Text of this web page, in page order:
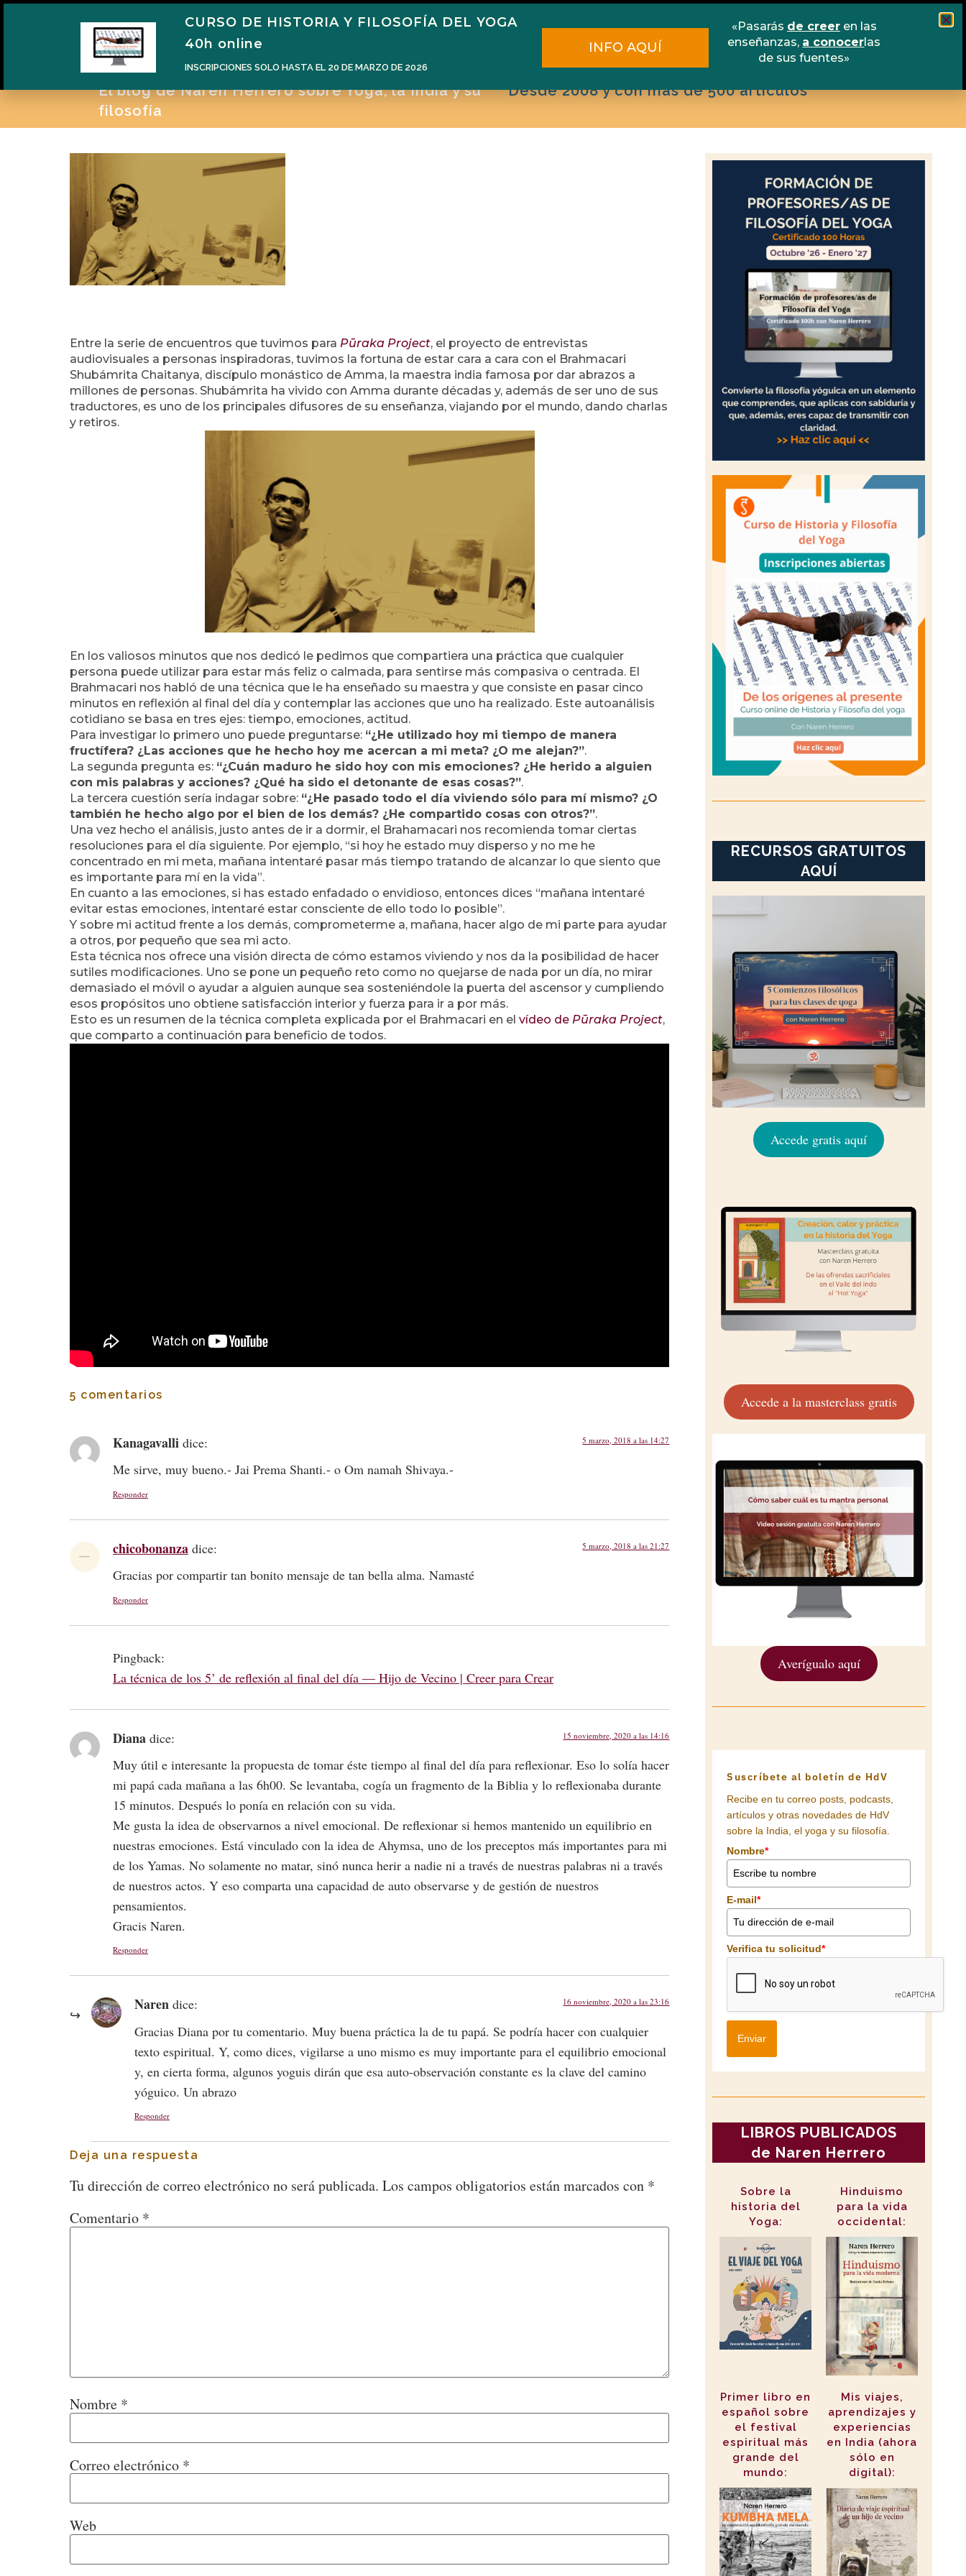
Home Narén Herrero Blog Libros Contacto
El blog de Naren Herrero sobre Yoga, la India y su
filosofía
Desde 2008 y con más de 500 artículos
Entre la serie de encuentros que tuvimos para Pūraka Project, el proyecto de entrevistas
audiovisuales a personas inspiradoras, tuvimos la fortuna de estar cara a cara con el Brahmacari
Shubámrita Chaitanya, discípulo monástico de Amma, la maestra india famosa por dar abrazos a
millones de personas. Shubámrita ha vivido con Amma durante décadas y, además de ser uno de sus
traductores, es uno de los principales difusores de su enseñanza, viajando por el mundo, dando charlas
y retiros.
En los valiosos minutos que nos dedicó le pedimos que compartiera una práctica que cualquier
persona puede utilizar para estar más feliz o calmada, para sentirse más compasiva o centrada. El
Brahmacari nos habló de una técnica que le ha enseñado su maestra y que consiste en pasar cinco
minutos en reflexión al final del día y contemplar las acciones que uno ha realizado. Este autoanálisis
cotidiano se basa en tres ejes: tiempo, emociones, actitud.
Para investigar lo primero uno puede preguntarse: “¿He utilizado hoy mi tiempo de manera
fructífera? ¿Las acciones que he hecho hoy me acercan a mi meta? ¿O me alejan?”.
La segunda pregunta es: “¿Cuán maduro he sido hoy con mis emociones? ¿He herido a alguien
con mis palabras y acciones? ¿Qué ha sido el detonante de esas cosas?”.
La tercera cuestión sería indagar sobre: “¿He pasado todo el día viviendo sólo para mí mismo? ¿O
también he hecho algo por el bien de los demás? ¿He compartido cosas con otros?”.
Una vez hecho el análisis, justo antes de ir a dormir, el Brahamacari nos recomienda tomar ciertas
resoluciones para el día siguiente. Por ejemplo, “si hoy he estado muy disperso y no me he
concentrado en mi meta, mañana intentaré pasar más tiempo tratando de alcanzar lo que siento que
es importante para mí en la vida”.
En cuanto a las emociones, si has estado enfadado o envidioso, entonces dices “mañana intentaré
evitar estas emociones, intentaré estar consciente de ello todo lo posible”.
Y sobre mi actitud frente a los demás, comprometerme a, mañana, hacer algo de mi parte para ayudar
a otros, por pequeño que sea mi acto.
Esta técnica nos ofrece una visión directa de cómo estamos viviendo y nos da la posibilidad de hacer
sutiles modificaciones. Uno se pone un pequeño reto como no quejarse de nada por un día, no mirar
demasiado el móvil o ayudar a alguien aunque sea sosteniéndole la puerta del ascensor y cumpliendo
esos propósitos uno obtiene satisfacción interior y fuerza para ir a por más.
Esto es un resumen de la técnica completa explicada por el Brahmacari en el vídeo de Pūraka Project,
que comparto a continuación para beneficio de todos.
5 comentarios
Kanagavalli dice: 5 marzo, 2018 a las 14:27
Me sirve, muy bueno.- Jai Prema Shanti.- o Om namah Shivaya.-
Responder
chicobonanza dice: 5 marzo, 2018 a las 21:27
Gracias por compartir tan bonito mensaje de tan bella alma. Namasté
Responder
Pingback:
La técnica de los 5’ de reflexión al final del día — Hijo de Vecino | Creer para Crear
Diana dice: 15 noviembre, 2020 a las 14:16
Muy útil e interesante la propuesta de tomar éste tiempo al final del día para reflexionar. Eso lo solía hacer
mi papá cada mañana a las 6h00. Se levantaba, cogía un fragmento de la Biblia y lo reflexionaba durante
15 minutos. Después lo ponía en relación con su vida.
Me gusta la idea de observarnos a nivel emocional. De reflexionar si hemos mantenido un equilibrio en
nuestras emociones. Está vinculado con la idea de Ahymsa, uno de los preceptos más importantes para mi
de los Yamas. No solamente no matar, sinó nunca herir a nadie ni a través de nuestras palabras ni a través
de nuestros actos. Y eso comparta una capacidad de auto observarse y de gestión de nuestros
pensamientos.
Gracis Naren.
Responder
Naren dice: 16 noviembre, 2020 a las 23:16
Gracias Diana por tu comentario. Muy buena práctica la de tu papá. Se podría hacer con cualquier
texto espiritual. Y, como dices, vigilarse a uno mismo es muy importante para el equilibrio emocional
y, en cierta forma, algunos yoguis dirán que esa auto-observación constante es la clave del camino
yóguico. Un abrazo
Responder
Deja una respuesta
Tu dirección de correo electrónico no será publicada. Los campos obligatorios están marcados con *
Comentario *
Nombre *
Correo electrónico *
Web
RECURSOS GRATUITOS
AQUÍ
Accede gratis aquí
Accede a la masterclass gratis
Averígualo aquí
Suscríbete al boletín de HdV
Recibe en tu correo posts, podcasts,
artículos y otras novedades de HdV
sobre la India, el yoga y su filosofía.
Nombre*
E-mail*
Verifica tu solicitud*
Enviar
LIBROS PUBLICADOS
de Naren Herrero
Sobre la
historia del
Yoga:
Hinduismo
para la vida
occidental:
Primer libro en
español sobre
el festival
espiritual más
grande del
mundo:
Mis viajes,
aprendizajes y
experiencias
en India (ahora
sólo en
digital):
CURSO DE HISTORIA Y FILOSOFÍA DEL YOGA
40h online
INSCRIPCIONES SOLO HASTA EL 20 DE MARZO DE 2026
INFO AQUÍ
«Pasarás de creeren las
enseñanzas, a conocerlas
de sus fuentes»